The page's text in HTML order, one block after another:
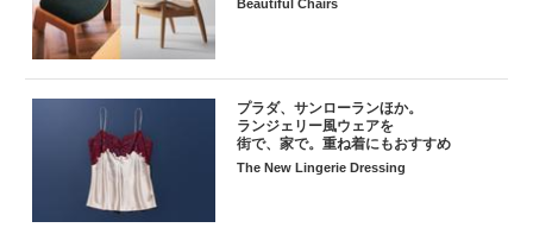
Beautiful Chairs
プラダ、サンローランほか。
ランジェリー風ウェアを
街で、家で。重ね着にもおすすめ
The New Lingerie Dressing